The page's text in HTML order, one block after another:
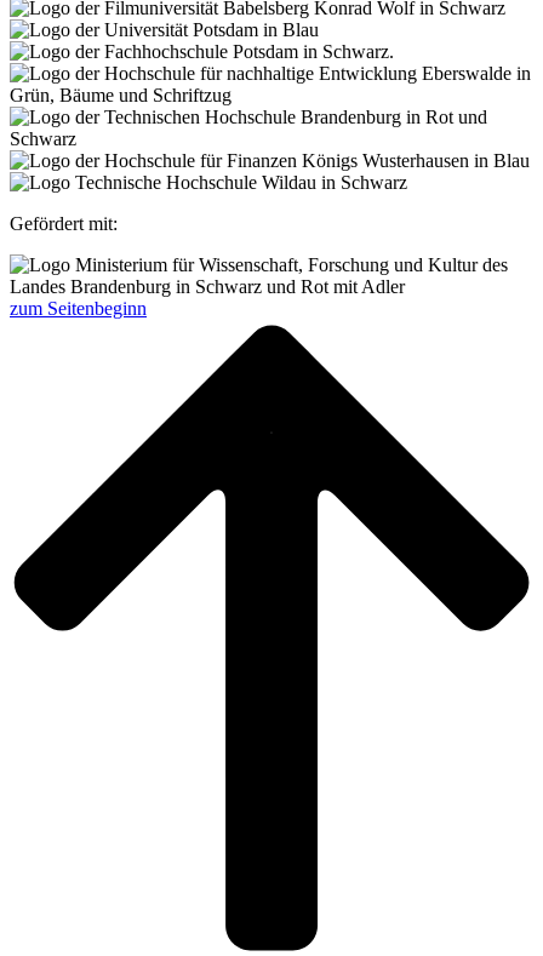
Gefördert mit:
zum Seitenbeginn